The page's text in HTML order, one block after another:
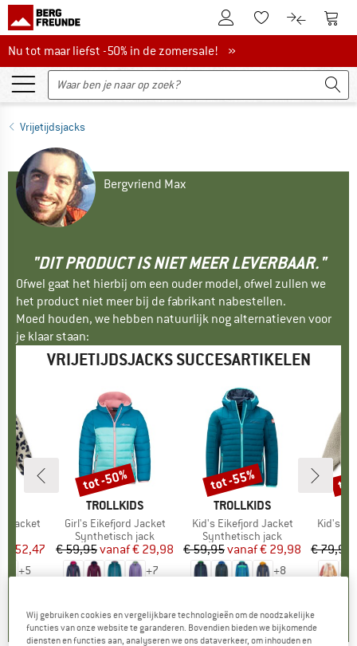
De klantenaccount
Naar deNaar de
Nu tot maar liefst -50% in de zomersale!
Nu tot maar liefst -50% in de zomersale! »
Vrijetijdsjacks
Bergvriend Max
"DIT PRODUCT IS NIET MEER LEVERBAAR."
Ofwel gaat het hierbij om een ouder model, ofwel zullen we
het product niet meer bij de fabrikant nabestellen.
Moed houden, we hebben natuurlijk nog alternatieven voor
je klaar staan:
VRIJETIJDSJACKS SUCCESARTIKELEN
Jacket
prijs
€ 52,47
+5
MERK
TROLLKIDS
Artikel
Girl's Eikefjord Jacket
Productgroep
Synthetisch jack
Prijs
€ 59,95 Verlaagde prijs
vanaf€ 29,98
+7
Korting
tot -50%
MERK
TROLLKIDS
Artikel
Kid's Eikefjord Jacket
Productgroep
Synthetisch jack
Prijs
€ 59,95 Verlaagde prijs
vanaf€ 29,98
+8
Korting
tot -55%
Artikel
Kid's
€ 79,95
tot
Wij gebruiken cookies en vergelijkbare technologieën om de noodzakelijke
functies van onze website te garanderen. Bovendien bieden we bijkomende
diensten en functies aan, analyseren we ons dataverkeer, om inhouden en